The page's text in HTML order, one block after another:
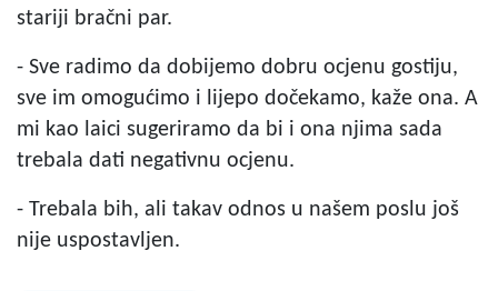
stariji bračni par.
- Sve radimo da dobijemo dobru ocjenu gostiju,
sve im omogućimo i lijepo dočekamo, kaže ona. A
mi kao laici sugeriramo da bi i ona njima sada
trebala dati negativnu ocjenu.
- Trebala bih, ali takav odnos u našem poslu još
nije uspostavljen.